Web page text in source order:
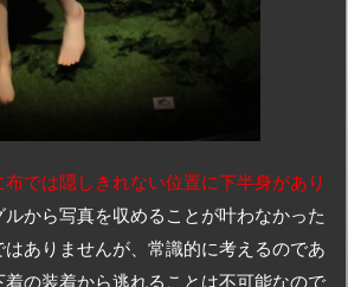
布では隠しきれない位置に下半身があり
から写真を収めることが叶わなかった
ありませんが、常識的に考えるのであ
の装着から逃れることは不可能なので